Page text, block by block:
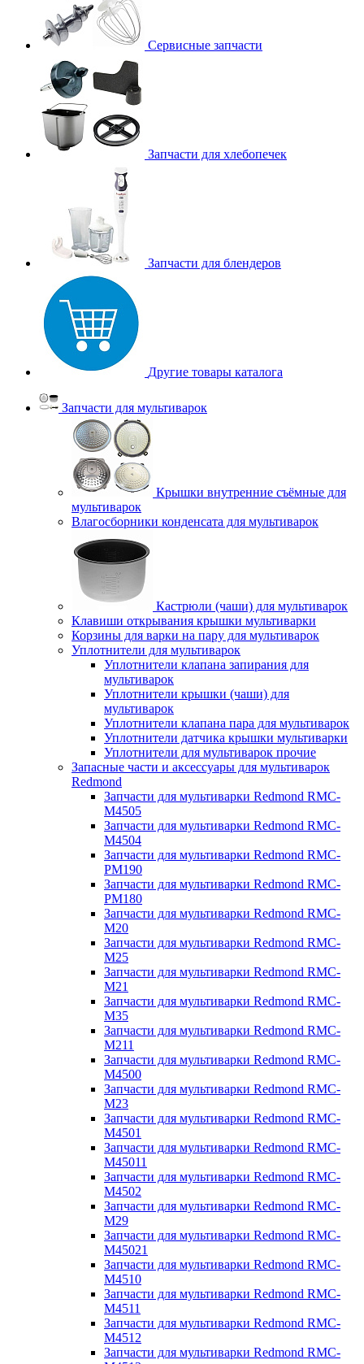
Сервисные запчасти
Запчасти для хлебопечек
Запчасти для блендеров
Другие товары каталога
Запчасти для мультиварок
Крышки внутренние съёмные для
мультиварок
Влагосборники конденсата для мультиварок
Кастрюли (чаши) для мультиварок
Клавиши открывания крышки мультиварки
Корзины для варки на пару для мультиварок
Уплотнители для мультиварок
Уплотнители клапана запирания для
мультиварок
Уплотнители крышки (чаши) для
мультиварок
Уплотнители клапана пара для мультиварок
Уплотнители датчика крышки мультиварки
Уплотнители для мультиварок прочие
Запасные части и аксессуары для мультиварок
Redmond
Запчасти для мультиварки Redmond RMC-
M4505
Запчасти для мультиварки Redmond RMC-
M4504
Запчасти для мультиварки Redmond RMC-
PM190
Запчасти для мультиварки Redmond RMC-
PM180
Запчасти для мультиварки Redmond RMC-
M20
Запчасти для мультиварки Redmond RMC-
M25
Запчасти для мультиварки Redmond RMC-
M21
Запчасти для мультиварки Redmond RMC-
M35
Запчасти для мультиварки Redmond RMC-
M211
Запчасти для мультиварки Redmond RMC-
M4500
Запчасти для мультиварки Redmond RMC-
M23
Запчасти для мультиварки Redmond RMC-
M4501
Запчасти для мультиварки Redmond RMC-
M45011
Запчасти для мультиварки Redmond RMC-
M4502
Запчасти для мультиварки Redmond RMC-
M29
Запчасти для мультиварки Redmond RMC-
M45021
Запчасти для мультиварки Redmond RMC-
M4510
Запчасти для мультиварки Redmond RMC-
M4511
Запчасти для мультиварки Redmond RMC-
M4512
Запчасти для мультиварки Redmond RMC-